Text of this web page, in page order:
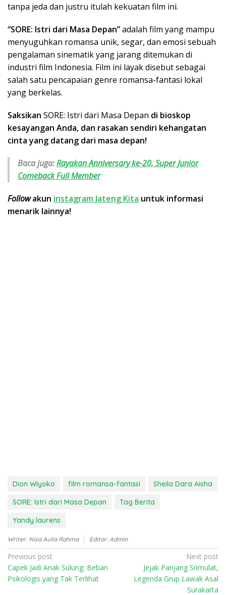
tanpa jeda dan justru itulah kekuatan film ini.
“SORE: Istri dari Masa Depan”adalah film yang mampu
menyuguhkan romansa unik, segar, dan emosi sebuah
pengalaman sinematik yang jarang ditemukan di
industri film Indonesia. Film ini layak disebut sebagai
salah satu pencapaian genre romansa-fantasi lokal
yang berkelas.
Saksikan SORE: Istri dari Masa Depan di bioskop
kesayangan Anda, dan rasakan sendiri kehangatan
cinta yang datang dari masa depan!
Baca juga:Rayakan Anniversary ke-20, Super Junior
Comeback Full Member
Followakun instagram Jateng Kita untuk informasi
menarik lainnya!
Dion Wiyoko film romansa-fantasi
Sheila Dara Aisha
SORE: Istri dari Masa Depan
Tag Berita
Yandy laurens
Writer: Nisa Aulia Rahma Editor: Admin
P
o
s
Previous post
Capek Jadi Anak Sulung: Beban
Psikologis yang Tak Terlihat
Next post
Jejak Panjang Srimulat,
Legenda Grup Lawak Asal
Surakarta